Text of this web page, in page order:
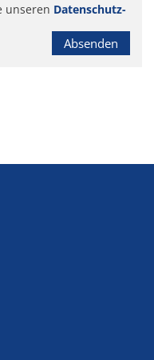
unseren Datenschutz-
Absenden